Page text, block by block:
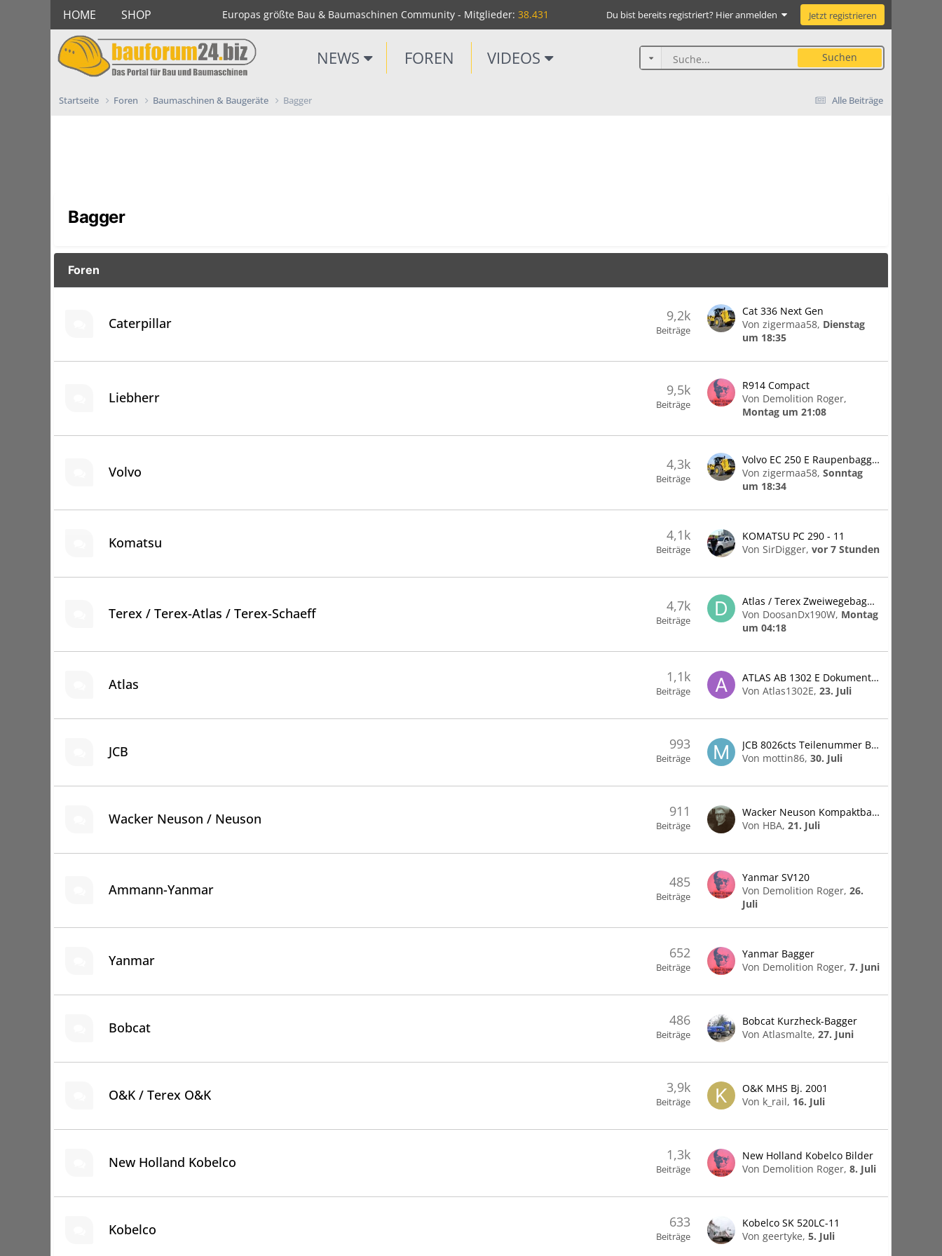
HOME SHOP Europas größte Bau & Baumaschinen Community - Mitglieder: 38.431 Du bist bereits registriert? Hier anmelden Jetzt registrieren
NEWS FOREN VIDEOS Suchen
Alle Beiträge
Startseite Foren Baumaschinen & Baugeräte Bagger
Bagger
Foren
Caterpillar 9,2k
Beiträge
Cat 336 Next Gen
Von zigermaa58, Dienstag
um 18:35
Liebherr 9,5k
Beiträge
R914 Compact
Von Demolition Roger,
Montag um 21:08
Volvo 4,3k
Beiträge
Volvo EC 250 E Raupenbagger
Von zigermaa58, Sonntag
um 18:34
Komatsu 4,1k
Beiträge
KOMATSU PC 290 - 11
Von SirDigger, vor 7 Stunden
Terex / Terex-Atlas / Terex-Schaeff 4,7k
Beiträge
Atlas / Terex Zweiwegebagger
Von DoosanDx190W, Montag
um 04:18
Atlas 1,1k
Beiträge
ATLAS AB 1302 E Dokumente, Handbücher, Ersatzteillisten
Von Atlas1302E, 23. Juli
JCB 993
Beiträge
JCB 8026cts Teilenummer Bolzen mit Schlitz
Von mottin86, 30. Juli
Wacker Neuson / Neuson 911
Beiträge
Wacker Neuson Kompaktbagger
Von HBA, 21. Juli
Ammann-Yanmar 485
Beiträge
Yanmar SV120
Von Demolition Roger, 26.
Juli
Yanmar 652
Beiträge
Yanmar Bagger
Von Demolition Roger, 7. Juni
Bobcat 486
Beiträge
Bobcat Kurzheck-Bagger
Von Atlasmalte, 27. Juni
O&K / Terex O&K 3,9k
Beiträge
O&K MHS Bj. 2001
Von k_rail, 16. Juli
New Holland Kobelco 1,3k
Beiträge
New Holland Kobelco Bilder
Von Demolition Roger, 8. Juli
Kobelco 633
Beiträge
Kobelco SK 520LC-11
Von geertyke, 5. Juli